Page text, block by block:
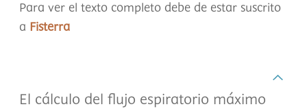
Para ver el texto completo debe de estar suscrito
a Fisterra
El cálculo del flujo espiratorio máximo